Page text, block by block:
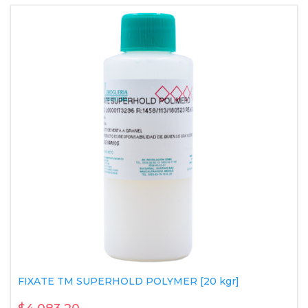
FIXATE TM SUPERHOLD POLYMER [20 kgr]